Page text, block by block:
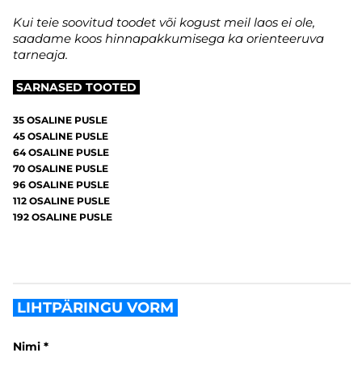
Kui teie soovitud toodet või kogust meil laos ei ole,
saadame koos hinnapakkumisega ka orienteeruva
tarneaja.
SARNASED TOOTED
35 OSALINE PUSLE
45 OSALINE PUSLE
64 OSALINE PUSLE
70 OSALINE PUSLE
96 OSALINE PUSLE
112 OSALINE PUSLE
192 OSALINE PUSLE
LIHTPÄRINGU VORM
Nimi